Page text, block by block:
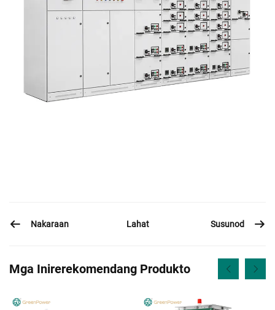
Nakaraan Lahat Susunod
Mga Inirerekomendang Produkto